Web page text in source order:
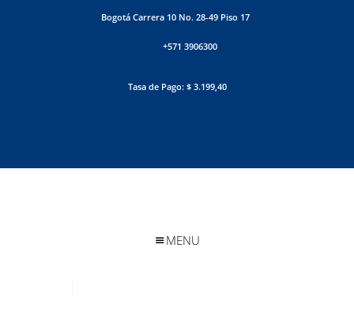
Bogotá Carrera 10 No. 28-49 Piso 17
+571 3906300
Tasa de Pago: $ 3.199,40
MENU